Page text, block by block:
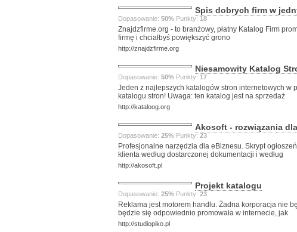
Spis dobrych firm w
Dopasowanie: 50% Punkty: 18
Znajdzfirme.org - to branżowy, płatny Katalog Firm
firmę i chciałbyś powiększyć grono
http://znajdzfirme.org
Niesamowity Katalog
Dopasowanie: 50% Punkty: 17
Jeden z najlepszych katalogów stron internetowych w
katalogu stron! Uwaga: ten katalog jest na sprzedaż
http://kataloog.org
Akosoft - rozwiązania
Dopasowanie: 25% Punkty: 23
Profesjonalne narzędzia dla eBiznesu. Skrypt
klienta według dostarczonej dokumentacji i według
http://akosoft.pl
Projekt katalogu
Dopasowanie: 25% Punkty: 23
Reklama jest motorem handlu. Żadna korporacja nie
będzie się odpowiednio promowała w internecie, jak
http://studiopiko.pl